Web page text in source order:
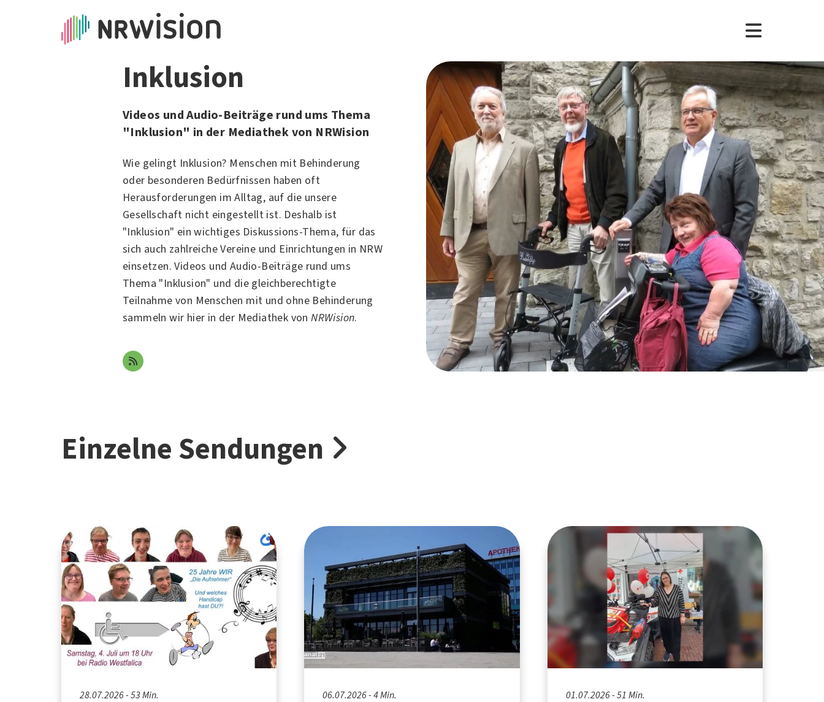
Inklusion
Videos und Audio-Beiträge rund ums Thema
"Inklusion" in der Mediathek von NRWision
Wie gelingt Inklusion? Menschen mit Behinderung
oder besonderen Bedürfnissen haben oft
Herausforderungen im Alltag, auf die unsere
Gesellschaft nicht eingestellt ist. Deshalb ist
"Inklusion" ein wichtiges Diskussions-Thema, für das
sich auch zahlreiche Vereine und Einrichtungen in NRW
einsetzen. Videos und Audio-Beiträge rund ums
Thema "Inklusion" und die gleichberechtigte
Teilnahme von Menschen mit und ohne Behinderung
sammeln wir hier in der Mediathek vonNRWision.
Einzelne Sendungen
28.07.2026 - 53 Min. 06.07.2026 - 4 Min. 01.07.2026 - 51 Min.